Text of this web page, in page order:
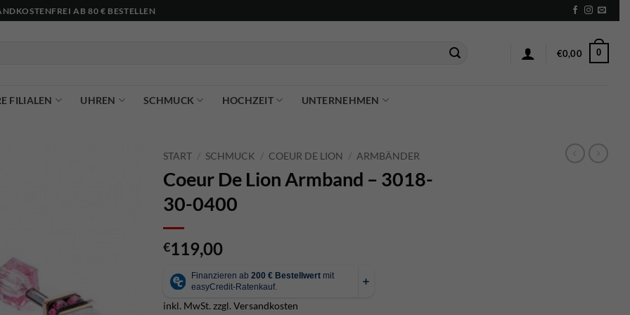
AB 80 € BESTELLEN
€0,00 0
FILIALEN UHREN SCHMUCK HOCHZEIT UNTERNEHMEN
START / SCHMUCK / COEUR DE LION / ARMBÄNDER
Coeur De Lion Armband – 3018-
30-0400
€119,00
inkl. MwSt. zzgl. Versandkosten